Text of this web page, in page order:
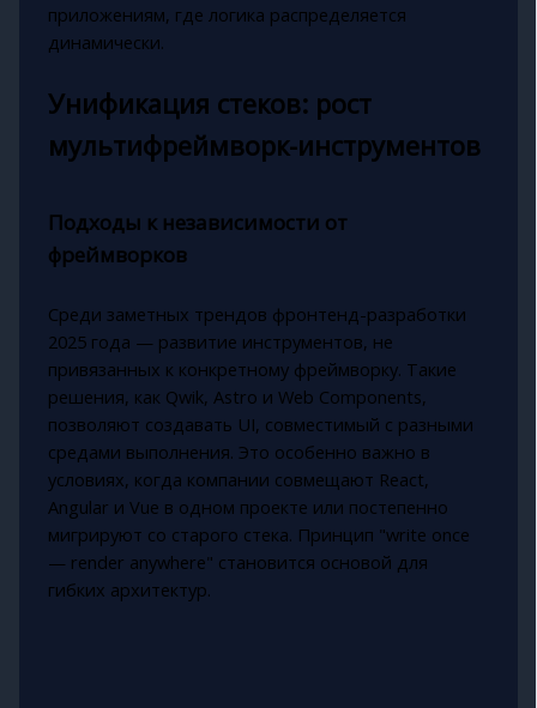
приложениям, где логика распределяется
динамически.
Унификация стеков: рост
мультифреймворк-инструментов
Подходы к независимости от
фреймворков
Среди заметных трендов фронтенд-разработки
2025 года — развитие инструментов, не
привязанных к конкретному фреймворку. Такие
решения, как Qwik, Astro и Web Components,
позволяют создавать UI, совместимый с разными
средами выполнения. Это особенно важно в
условиях, когда компании совмещают React,
Angular и Vue в одном проекте или постепенно
мигрируют со старого стека. Принцип "write once
— render anywhere" становится основой для
гибких архитектур.